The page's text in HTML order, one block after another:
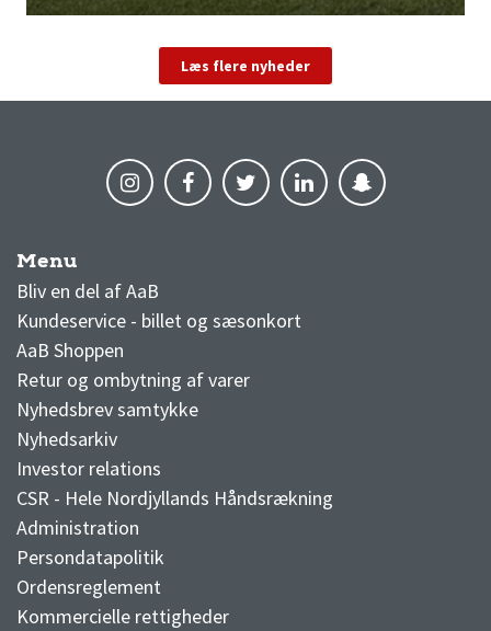
Læs flere nyheder
Menu
Bliv en del af AaB
Kundeservice - billet og sæsonkort
AaB Shoppen
Retur og ombytning af varer
Nyhedsbrev samtykke
Nyhedsarkiv
Investor relations
CSR - Hele Nordjyllands Håndsrækning
Administration
Persondatapolitik
Ordensreglement
Kommercielle rettigheder